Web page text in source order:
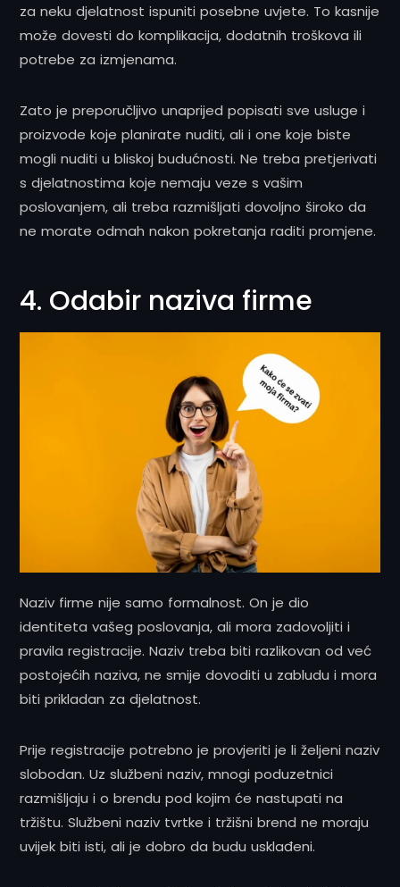
za neku djelatnost ispuniti posebne uvjete. To kasnije
može dovesti do komplikacija, dodatnih troškova ili
potrebe za izmjenama.
Zato je preporučljivo unaprijed popisati sve usluge i
proizvode koje planirate nuditi, ali i one koje biste
mogli nuditi u bliskoj budućnosti. Ne treba pretjerivati
s djelatnostima koje nemaju veze s vašim
poslovanjem, ali treba razmišljati dovoljno široko da
ne morate odmah nakon pokretanja raditi promjene.
4. Odabir naziva firme
Naziv firme nije samo formalnost. On je dio
identiteta vašeg poslovanja, ali mora zadovoljiti i
pravila registracije. Naziv treba biti razlikovan od već
postojećih naziva, ne smije dovoditi u zabludu i mora
biti prikladan za djelatnost.
Prije registracije potrebno je provjeriti je li željeni naziv
slobodan. Uz službeni naziv, mnogi poduzetnici
razmišljaju i o brendu pod kojim će nastupati na
tržištu. Službeni naziv tvrtke i tržišni brend ne moraju
uvijek biti isti, ali je dobro da budu usklađeni.